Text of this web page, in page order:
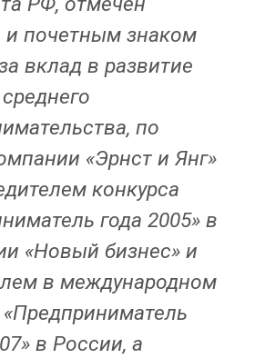
и почетным знаком
вклад в развитие
по
«Эрнст и Янг»
конкурса
года 2005» в
«Новый бизнес» и
в международном
«Предприниматель
в России, а